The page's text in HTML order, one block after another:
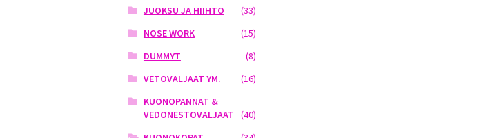
JUOKSU JA HIIHTO
(33)
NOSE WORK
(15)
DUMMYT
(8)
VETOVALJAAT YM.
(16)
KUONOPANNAT &
VEDONESTOVALJAAT
(40)